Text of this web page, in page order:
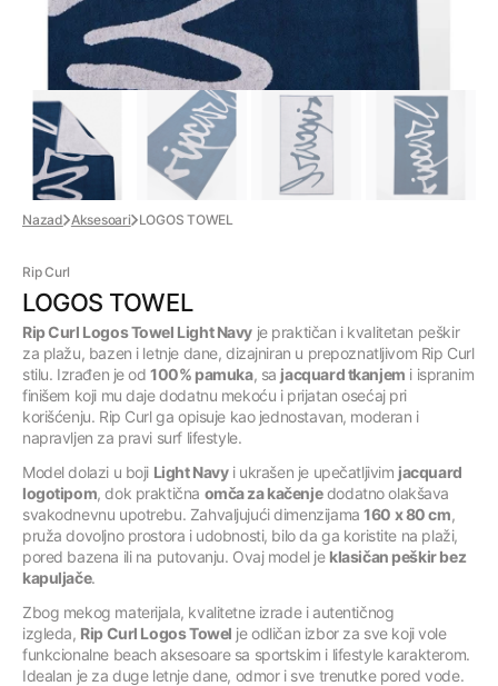
Nazad Aksesoari LOGOS TOWEL
Rip Curl
LOGOS TOWEL
Rip Curl Logos Towel Light Navyje praktičan i kvalitetan peškir
za plažu, bazen i letnje dane, dizajniran u prepoznatljivom Rip Curl
stilu. Izrađen je od100% pamuka, sa jacquard tkanjem i ispranim
finišem koji mu daje dodatnu mekoću i prijatan osećaj pri
korišćenju. Rip Curl ga opisuje kao jednostavan, moderan i
napravljen za pravi surf lifestyle.
Model dolazi u boji Light Navyi ukrašen je upečatljivim jacquard
logotipom, dok praktična omča za kačenjedodatno olakšava
svakodnevnu upotrebu. Zahvaljujući dimenzijama160 x 80 cm,
pruža dovoljno prostora i udobnosti, bilo da ga koristite na plaži,
pored bazena ili na putovanju. Ovaj model je klasičan peškir bez
kapuljače.
Zbog mekog materijala, kvalitetne izrade i autentičnog
izgleda, Rip Curl Logos Towel je odličan izbor za sve koji vole
funkcionalne beach aksesoare sa sportskim i lifestyle karakterom.
Idealan je za duge letnje dane, odmor i sve trenutke pored vode.